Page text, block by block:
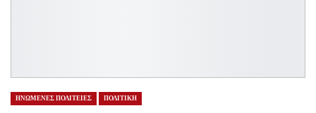
ΗΝΩΜΕΝΕΣ ΠΟΛΙΤΕΙΕΣ ΠΟΛΙΤΙΚΗ